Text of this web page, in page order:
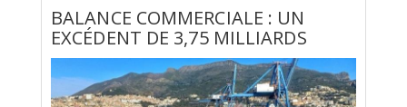
BALANCE COMMERCIALE : UN
EXCÉDENT DE 3,75 MILLIARDS